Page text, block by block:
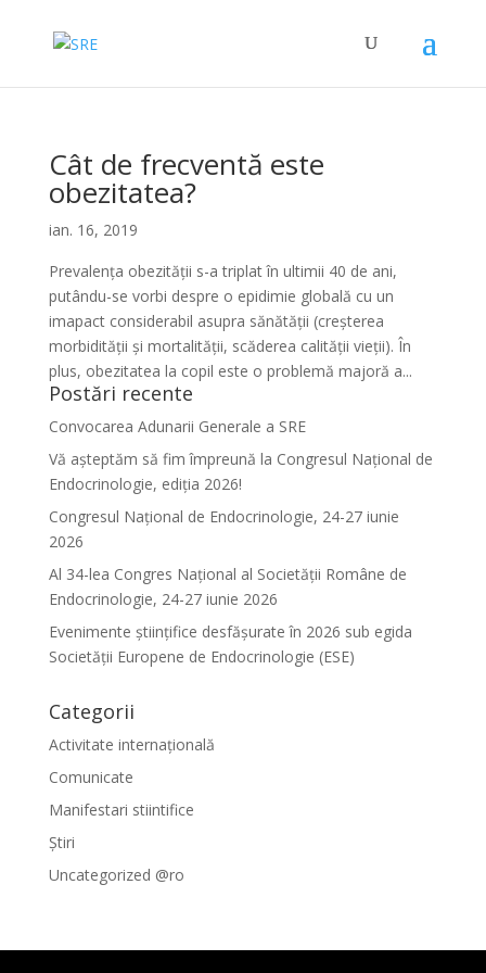
Cât de frecventă este
obezitatea?
ian. 16, 2019
Prevalența obezității s-a triplat în ultimii 40 de ani,
putându-se vorbi despre o epidimie globală cu un
imapact considerabil asupra sănătății (creșterea
morbidității și mortalității, scăderea calității vieții). În
plus, obezitatea la copil este o problemă majoră a...
Postări recente
Convocarea Adunarii Generale a SRE
Vă așteptăm să fim împreună la Congresul Național de
Endocrinologie, ediția 2026!
Congresul Național de Endocrinologie, 24-27 iunie
2026
Al 34-lea Congres Național al Societății Române de
Endocrinologie, 24-27 iunie 2026
Evenimente ştiinţifice desfăşurate în 2026 sub egida
Societăţii Europene de Endocrinologie (ESE)
Categorii
Activitate internațională
Comunicate
Manifestari stiintifice
Știri
Uncategorized @ro